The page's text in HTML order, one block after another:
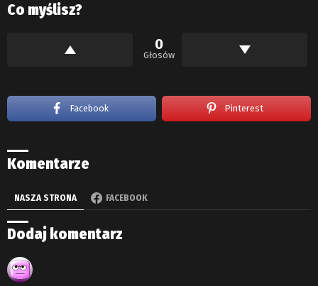
Co myślisz?
0
Głosów
Facebook Pinterest
Komentarze
NASZA STRONA FACEBOOK
Dodaj komentarz